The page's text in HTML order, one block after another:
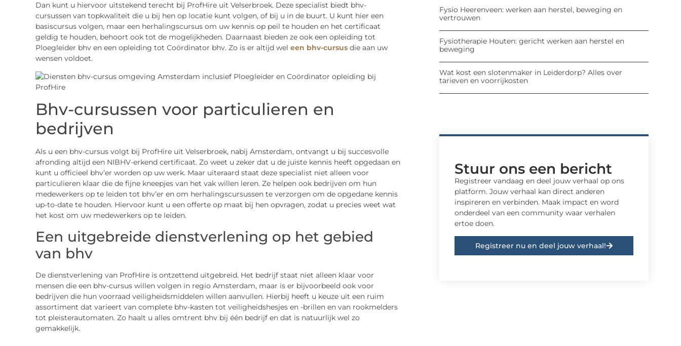
Dan kunt u hiervoor uitstekend terecht bij ProfHire uit Velserbroek. Deze specialist biedt bhv-
cursussen van topkwaliteit die u bij hen op locatie kunt volgen, of bij u in de buurt. U kunt hier een
basiscursus volgen, maar een herhalingscursus om uw kennis op peil te houden en het certificaat
geldig te houden, behoort ook tot de mogelijkheden. Daarnaast bieden ze ook een opleiding tot
Ploegleider bhv en een opleiding tot Coördinator bhv. Zo is er altijd wel een bhv-cursusdie aan uw
wensen voldoet.
Bhv-cursussen voor particulieren en
bedrijven
Als u een bhv-cursus volgt bij ProfHire uit Velserbroek, nabij Amsterdam, ontvangt u bij succesvolle
afronding altijd een NIBHV-erkend certificaat. Zo weet u zeker dat u de juiste kennis heeft opgedaan en
kunt u officieel bhv’er worden op uw werk. Maar uiteraard staat deze specialist niet alleen voor
particulieren klaar die de fijne kneepjes van het vak willen leren. Ze helpen ook bedrijven om hun
medewerkers op te leiden tot bhv’er en om herhalingscursussen te verzorgen om de opgedane kennis
up-to-date te houden. Hiervoor kunt u een offerte op maat bij hen opvragen, zodat u precies weet wat
het kost om uw medewerkers op te leiden.
Een uitgebreide dienstverlening op het gebied
van bhv
De dienstverlening van ProfHire is ontzettend uitgebreid. Het bedrijf staat niet alleen klaar voor
mensen die een bhv-cursus willen volgen in regio Amsterdam, maar is er bijvoorbeeld ook voor
bedrijven die hun voorraad veiligheidsmiddelen willen aanvullen. Hierbij heeft u keuze uit een ruim
assortiment dat varieert van complete bhv-kasten tot veiligheidshesjes en -brillen en van rookmelders
tot pleisterautomaten. Zo haalt u alles omtrent bhv bij één bedrijf en dat is natuurlijk wel zo
gemakkelijk.
Fysio Heerenveen: werken aan herstel, beweging en
vertrouwen
Fysiotherapie Houten: gericht werken aan herstel en
beweging
Wat kost een slotenmaker in Leiderdorp? Alles over
tarieven en voorrijkosten
Stuur ons een bericht
Registreer vandaag en deel jouw verhaal op ons
platform. Jouw verhaal kan direct anderen
inspireren en verbinden. Maak impact en word
onderdeel van een community waar verhalen
ertoe doen.
Registreer nu en deel jouw verhaal!